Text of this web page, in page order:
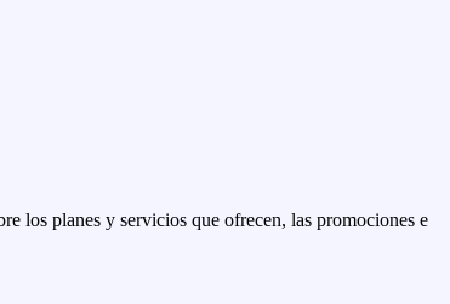
los planes y servicios que ofrecen, las promociones e